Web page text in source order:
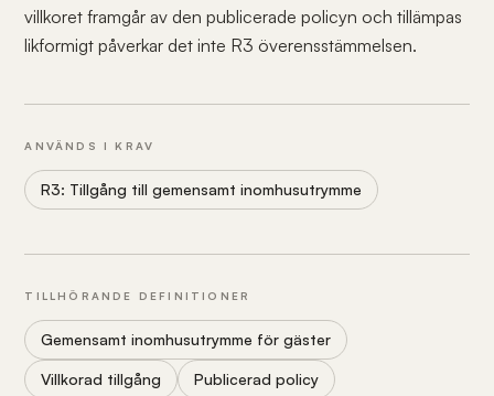
villkoret framgår av den publicerade policyn och tillämpas
likformigt påverkar det inte R3 överensstämmelsen.
ANVÄNDS I KRAV
R3: Tillgång till gemensamt inomhusutrymme
TILLHÖRANDE DEFINITIONER
Gemensamt inomhusutrymme för gäster
Villkorad tillgång Publicerad policy